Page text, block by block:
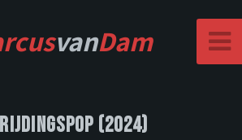
vanDam
(2024)